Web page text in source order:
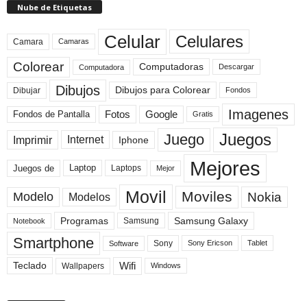
Nube de Etiquetas
Camara Camaras Celular Celulares
Colorear Computadora Computadoras Descargar
Dibujar Dibujos Dibujos para Colorear Fondos
Fondos de Pantalla Fotos Google Gratis Imagenes
Imprimir Internet Iphone Juego Juegos
Juegos de Laptop Laptops Mejor Mejores
Modelo Modelos Movil Moviles Nokia
Notebook Programas Samsung Samsung Galaxy
Smartphone Software Sony Sony Ericson Tablet
Teclado Wallpapers Wifi Windows